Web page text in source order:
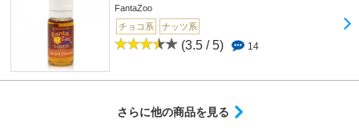
FantaZoo
チョコ系
ナッツ系
(3.5 / 5) 14
さらに他の商品を見る